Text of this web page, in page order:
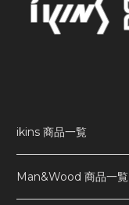
ikins 商品一覧
Man&Wood 商品一覧